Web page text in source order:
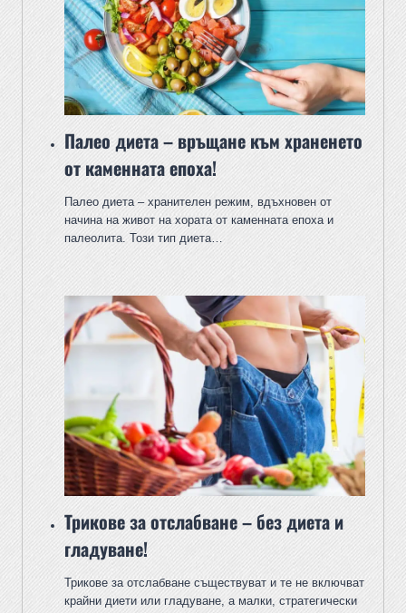
Палео диета – връщане към храненето
от каменната епоха!
Палео диета – хранителен режим, вдъхновен от
начина на живот на хората от каменната епоха и
палеолита. Този тип диета…
Трикове за отслабване – без диета и
гладуване!
Трикове за отслабване съществуват и те не включват
крайни диети или гладуване, а малки, стратегически